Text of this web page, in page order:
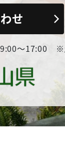
せ
〜17:00 ※